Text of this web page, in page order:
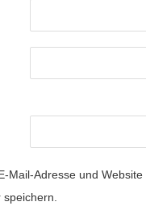
Mail-Adresse und